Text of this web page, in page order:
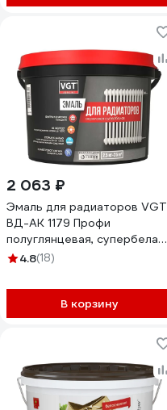
2 063 ₽
Эмаль для радиаторов VGT
ВД-АК 1179 Профи
полуглянцевая, супербелая,
2,5 кг 11613575
4.8(18)
В корзину